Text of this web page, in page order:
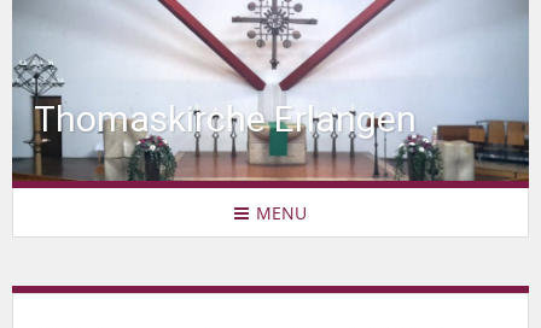
Thomaskirche Erlangen
MENU